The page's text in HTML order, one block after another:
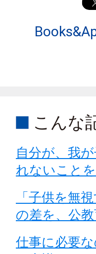
こんな
自分が、我
れないことを
「子供を無
の差を、公
仕事に必要